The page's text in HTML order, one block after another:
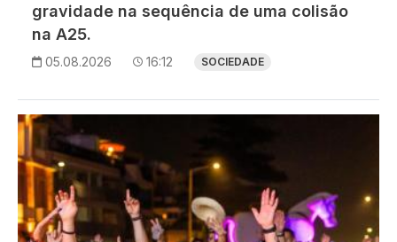
gravidade na sequência de uma colisão
na A25.
05.08.2026 16:12 SOCIEDADE
Imagem